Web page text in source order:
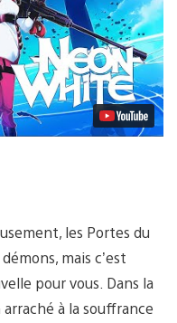
les Portes du
mais c’est
pour vous. Dans la
à la souffrance